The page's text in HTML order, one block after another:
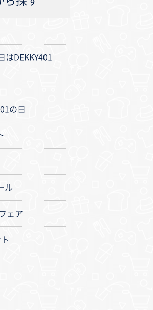
はDEKKY401
の日
ル
ェア